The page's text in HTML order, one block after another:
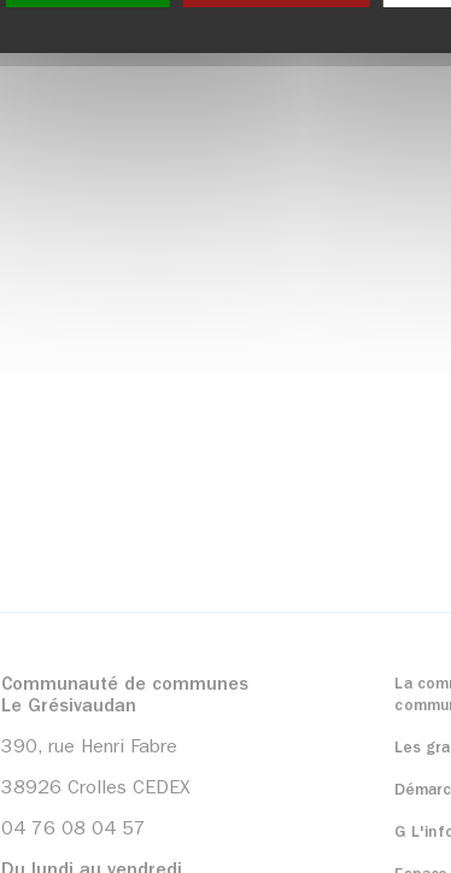
Communauté de communes
Le Grésivaudan
390, rue Henri Fabre
38926 Crolles CEDEX
04 76 08 04 57
La
Les
G